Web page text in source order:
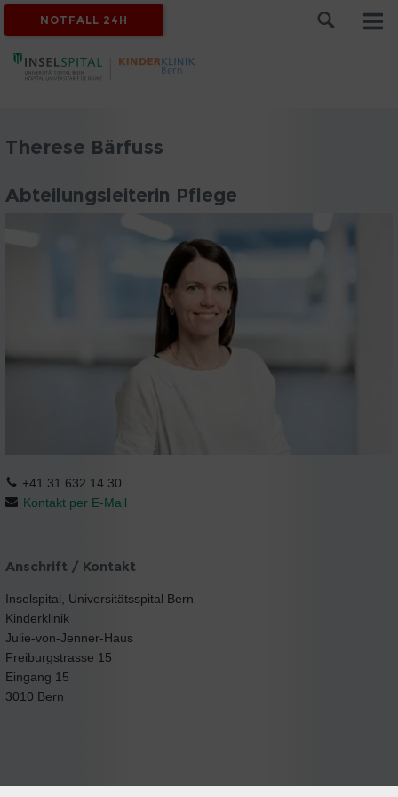
NOTFALL 24H
Therese Bärfuss
Abteilungsleiterin Pflege
+41 31 632 14 30
Kontakt per E-Mail
Anschrift / Kontakt
Inselspital, Universitätsspital Bern
Kinderklinik
Julie-von-Jenner-Haus
Freiburgstrasse 15
Eingang 15
3010 Bern